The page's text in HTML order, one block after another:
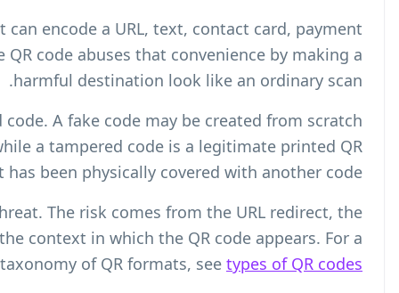
A QR code is a matrix barcode that can
instruction, or other action. A fake QR
A fake code is different from a tampered code.
for a phishing email or fraudulent flyer, while a
code that has
QR codes themselves are not the threat.
website that opens after the scan, and the
broader
.